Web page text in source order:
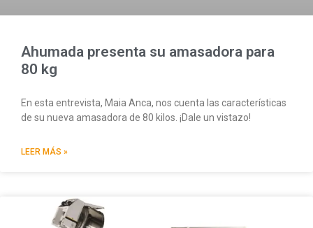
Ahumada presenta su amasadora para
80 kg
En esta entrevista, Maia Anca, nos cuenta las características
de su nueva amasadora de 80 kilos. ¡Dale un vistazo!
LEER MÁS »